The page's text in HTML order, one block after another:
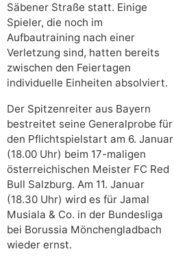
Säbener Straße statt. Einige
Spieler, die noch im
Aufbautraining nach einer
Verletzung sind, hatten bereits
zwischen den Feiertagen
individuelle Einheiten absolviert.
Der Spitzenreiter aus Bayern
bestreitet seine Generalprobe für
den Pflichtspielstart am 6. Januar
(18.00 Uhr) beim 17-maligen
österreichischen Meister FC Red
Bull Salzburg. Am 11. Januar
(18.30 Uhr) wird es für Jamal
Musiala & Co. in der Bundesliga
bei Borussia Mönchengladbach
wieder ernst.